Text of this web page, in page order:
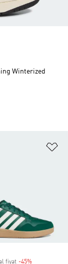
fiyat -45%
Winterized